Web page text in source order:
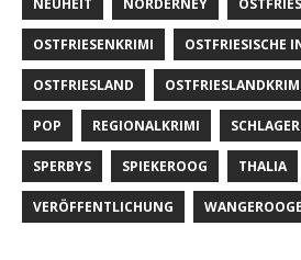
OSTFRIESENKRIMI OSTFRIESISCHE
OSTFRIESLAND
POP REGIONALKRIMI SCHLAGER
SPERBYS SPIEKEROOG THALIA
VERÖFFENTLICHUNG WANGEROOGE